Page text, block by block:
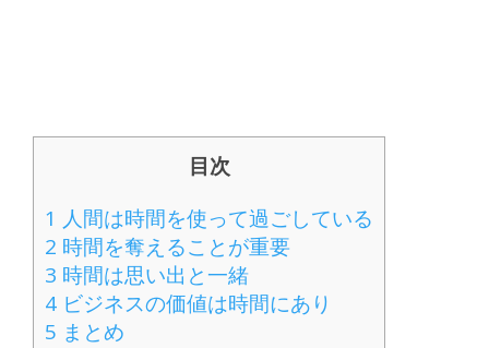
目次
1 人間は時間を使って過ごしている
2 時間を奪えることが重要
3 時間は思い出と一緒
4 ビジネスの価値は時間にあり
5 まとめ